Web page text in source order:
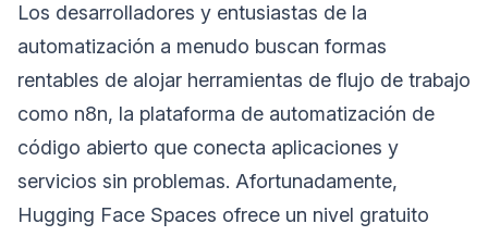
Los desarrolladores y entusiastas de la
automatización a menudo buscan formas
rentables de alojar herramientas de flujo de trabajo
como n8n, la plataforma de automatización de
código abierto que conecta aplicaciones y
servicios sin problemas. Afortunadamente,
Hugging Face Spaces ofrece un nivel gratuito